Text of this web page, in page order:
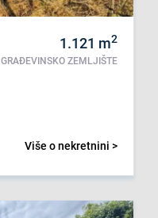
1.121 m2
GRAĐEVINSKO ZEMLJIŠTE
Više o nekretnini >